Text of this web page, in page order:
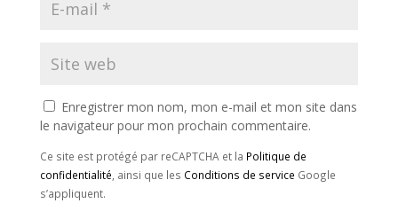
Enregistrer mon nom, mon e-mail et mon site dans
le navigateur pour mon prochain commentaire.
Ce site est protégé par reCAPTCHA et la Politique de
confidentialité , ainsi que les Conditions de service Google
s’appliquent.